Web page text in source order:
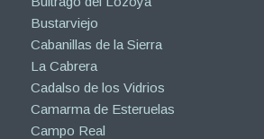
Bustarviejo
Cabanillas de la Sierra
La Cabrera
Cadalso de los Vidrios
Camarma de Esteruelas
Campo Real